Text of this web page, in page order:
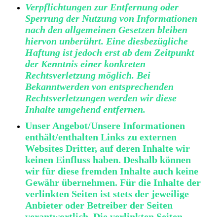
Verpflichtungen zur Entfernung oder
Sperrung der Nutzung von Informationen
nach den allgemeinen Gesetzen bleiben
hiervon unberührt. Eine diesbezügliche
Haftung ist jedoch erst ab dem Zeitpunkt
der Kenntnis einer konkreten
Rechtsverletzung möglich. Bei
Bekanntwerden von entsprechenden
Rechtsverletzungen werden wir diese
Inhalte umgehend entfernen.
Unser Angebot/Unsere Informationen
enthält/enthalten Links zu externen
Websites Dritter, auf deren Inhalte wir
keinen Einfluss haben. Deshalb können
wir für diese fremden Inhalte auch keine
Gewähr übernehmen. Für die Inhalte der
verlinkten Seiten ist stets der jeweilige
Anbieter oder Betreiber der Seiten